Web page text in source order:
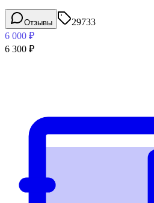
Отзывы
29733
6 000 ₽
6 300 ₽